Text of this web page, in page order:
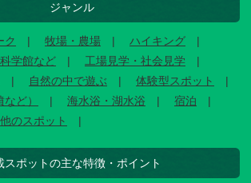
ジャンル
ク 牧場・農場
ハイキング
学館など
工場見学・社会見学
自然の中で遊ぶ
体験型スポット
ど）
海水浴・湖水浴
宿泊
のスポット
スポットの主な特徴・ポイント